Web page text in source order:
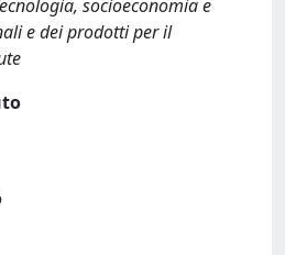
socioeconomia e
e dei prodotti per il